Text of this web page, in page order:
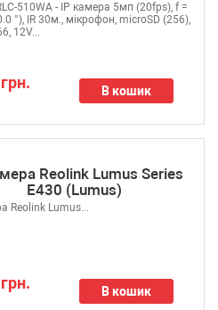
В кошик
510WA - IP камера 5мп (20fps), f =
°), IR 30м., мікрофон, microSD (256),
12V...
Reolink Lumus Series
E430 (Lumus)
В кошик
Reolink Lumus...